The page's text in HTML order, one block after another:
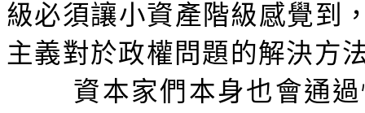
級必須讓小資產階級感覺到
主義對於政權問題的解決方
資本家們本身也會通